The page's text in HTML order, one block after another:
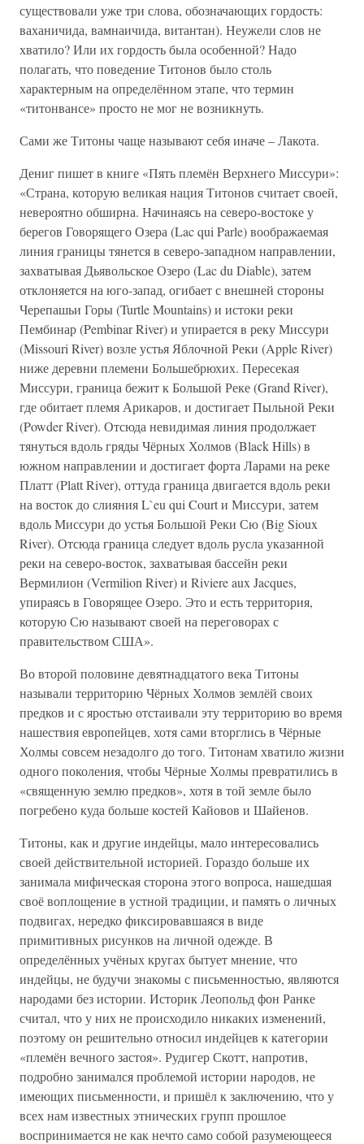
существовали уже три слова, обозначающих гордость:
ваханичида, вамнаичида, витантан). Неужели слов не
хватило? Или их гордость была особенной? Надо
полагать, что поведение Титонов было столь
характерным на определённом этапе, что термин
«титонвансе» просто не мог не возникнуть.
Сами же Титоны чаще называют себя иначе – Лакота.
Дениг пишет в книге «Пять племён Верхнего Миссури»:
«Страна, которую великая нация Титонов считает своей,
невероятно обширна. Начинаясь на северо-востоке у
берегов Говорящего Озера (Lac qui Parle) воображаемая
линия границы тянется в северо-западном направлении,
захватывая Дьявольское Озеро (Lac du Diable), затем
отклоняется на юго-запад, огибает с внешней стороны
Черепашьи Горы (Turtle Mountains) и истоки реки
Пембинар (Pembinar River) и упирается в реку Миссури
(Missouri River) возле устья Яблочной Реки (Apple River)
ниже деревни племени Большебрюхих. Пересекая
Миссури, граница бежит к Большой Реке (Grand River),
где обитает племя Арикаров, и достигает Пыльной Реки
(Powder River). Отсюда невидимая линия продолжает
тянуться вдоль гряды Чёрных Холмов (Black Hills) в
южном направлении и достигает форта Ларами на реке
Платт (Platt River), оттуда граница двигается вдоль реки
на восток до слияния L`eu qui Court и Миссури, затем
вдоль Миссури до устья Большой Реки Сю (Big Sioux
River). Отсюда граница следует вдоль русла указанной
реки на северо-восток, захватывая бассейн реки
Вермилион (Vermilion River) и Riviere aux Jacques,
упираясь в Говорящее Озеро. Это и есть территория,
которую Сю называют своей на переговорах с
правительством США».
Во второй половине девятнадцатого века Титоны
называли территорию Чёрных Холмов землёй своих
предков и с яростью отстаивали эту территорию во время
нашествия европейцев, хотя сами вторглись в Чёрные
Холмы совсем незадолго до того. Титонам хватило жизни
одного поколения, чтобы Чёрные Холмы превратились в
«священную землю предков», хотя в той земле было
погребено куда больше костей Кайовов и Шайенов.
Титоны, как и другие индейцы, мало интересовались
своей действительной историей. Гораздо больше их
занимала мифическая сторона этого вопроса, нашедшая
своё воплощение в устной традиции, и память о личных
подвигах, нередко фиксировавшаяся в виде
примитивных рисунков на личной одежде. В
определённых учёных кругах бытует мнение, что
индейцы, не будучи знакомы с письменностью, являются
народами без истории. Историк Леопольд фон Ранке
считал, что у них не происходило никаких изменений,
поэтому он решительно относил индейцев к категории
«племён вечного застоя». Рудигер Скотт, напротив,
подробно занимался проблемой истории народов, не
имеющих письменности, и пришёл к заключению, что у
всех нам известных этнических групп прошлое
воспринимается не как нечто само собой разумеющееся